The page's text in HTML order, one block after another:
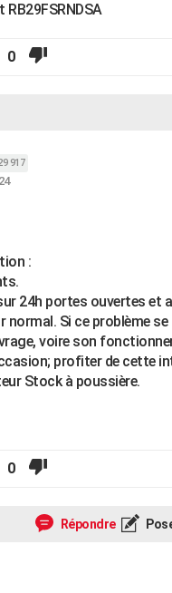
0
917
:
24h portes ouvertes et
normal. Si ce problème
voire son
profiter de cette
Stock à poussière.
0
Répondre